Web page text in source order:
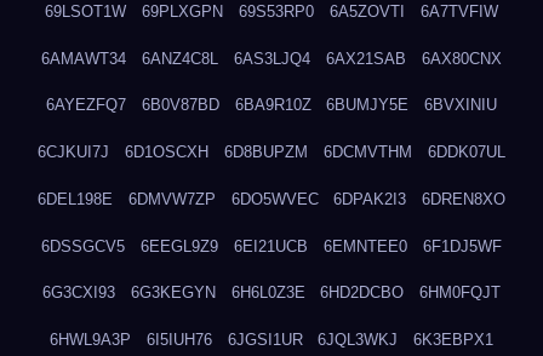
69LSOT1W 69PLXGPN 69S53RP0 6A5ZOVTI 6A7TVFIW
6AMAWT34 6ANZ4C8L 6AS3LJQ4 6AX21SAB 6AX80CNX
6AYEZFQ7 6B0V87BD 6BA9R10Z 6BUMJY5E 6BVXINIU
6CJKUI7J 6D1OSCXH 6D8BUPZM 6DCMVTHM 6DDK07UL
6DEL198E 6DMVW7ZP 6DO5WVEC 6DPAK2I3 6DREN8XO
6DSSGCV5 6EEGL9Z9 6EI21UCB 6EMNTEE0 6F1DJ5WF
6G3CXI93 6G3KEGYN 6H6L0Z3E 6HD2DCBO 6HM0FQJT
6HWL9A3P 6I5IUH76 6JGSI1UR 6JQL3WKJ 6K3EBPX1